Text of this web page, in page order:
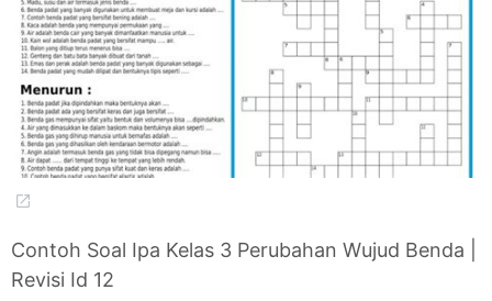
Contoh Soal Ipa Kelas 3 Perubahan Wujud Benda |
Revisi Id 12